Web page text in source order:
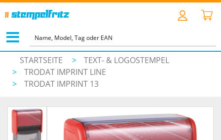
STARTSEITE >
TEXT- & LOGOSTEMPEL
>
TRODAT IMPRINT LINE
>
TRODAT IMPRINT 13